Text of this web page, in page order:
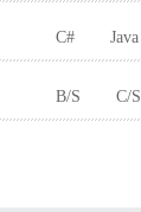
C# Java
B/S C/S